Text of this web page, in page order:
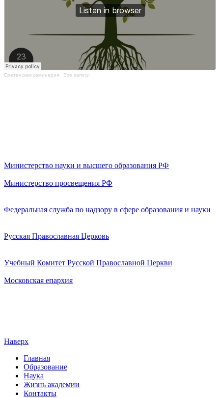
Сретенская семинария · Все записи
Министерство науки и высшего образования РФ
Министерство просвещения РФ
Федеральная служба по надзору в сфере образования и науки
Русская Православная Церковь
Учебный Комитет Русской Православной Церкви
Московская епархия
Наверх
Главная
Образование
Наука
Жизнь академии
Контакты